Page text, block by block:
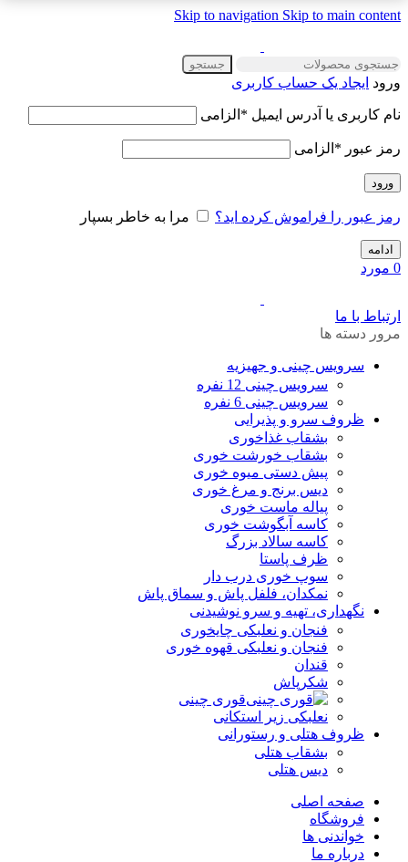
Skip to navigation Skip to main content
جستجو
ورود ایجاد یک حساب کاربری
نام کاربری یا آدرس ایمیل * الزامی
رمز عبور * الزامی
ورود
رمز عبور را فراموش کرده اید؟ مرا به خاطر بسپار
ادامه
0 مورد
ارتباط با ما
مرور دسته ها
سرویس چینی و جهیزیه
سرویس چینی 12 نفره
سرویس چینی 6 نفره
ظروف سرو و پذیرایی
بشقاب غذاخوری
بشقاب خورشت خوری
پیش دستی میوه خوری
دیس برنج و مرغ خوری
پیاله ماست خوری
کاسه آبگوشت خوری
کاسه سالاد بزرگ
ظرف پاستا
سوپ خوری درب دار
نمکدان، فلفل پاش و سماق پاش
نگهداری، تهیه و سرو نوشیدنی
فنجان و نعلبکی چایخوری
فنجان و نعلبکی قهوه خوری
قندان
شکرپاش
قوری چینی
نعلبکی زیر استکانی
ظروف هتلی و رستورانی
بشقاب هتلی
دیس هتلی
صفحه اصلی
فروشگاه
خواندنی ها
درباره ما